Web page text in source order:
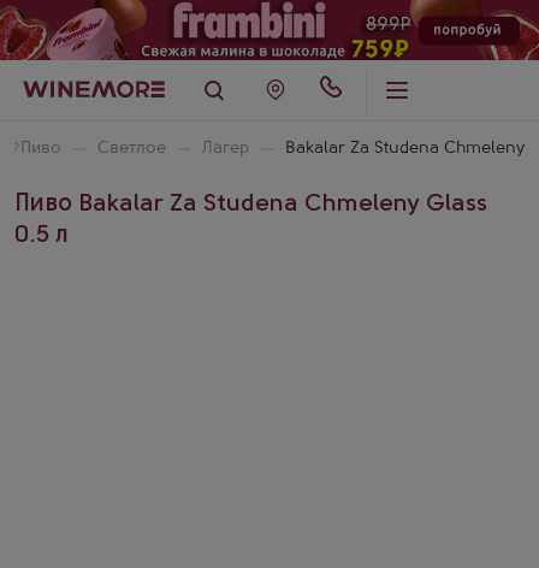
🍺 Пиво Светлое Лагер Bakalar Za Studena Chmeleny
Пиво Bakalar Za Studena Chmeleny Glass
0.5 л